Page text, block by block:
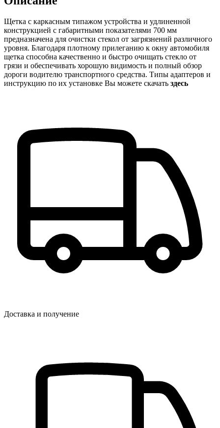
Щетка с каркасным типажом устройства и удлиненной
конструкцией с габаритными показателями 700 мм
предназначена для очистки стекол от загрязнений различного
уровня. Благодаря плотному прилеганию к окну автомобиля
щетка способна качественно и быстро очищать стекло от
грязи и обеспечивать хорошую видимость и полный обзор
дороги водителю транспортного средства. Типы адаптеров и
инструкцию по их установке Вы можете скачать здесь
Доставка и получение